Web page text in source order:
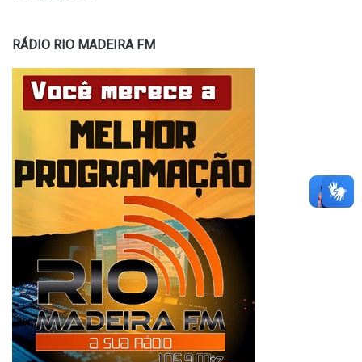
RÁDIO RIO MADEIRA FM